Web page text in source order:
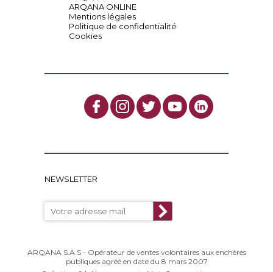
ARQANA ONLINE
Mentions légales
Politique de confidentialité
Cookies
NEWSLETTER
ARQANA S.A.S - Opérateur de ventes volontaires aux enchères
publiques agréé en date du 8 mars 2007